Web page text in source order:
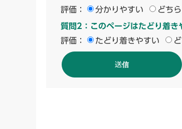
評価：
分かりやすい どち
質問2：このページはたどり着き
評価：
たどり着きやすい